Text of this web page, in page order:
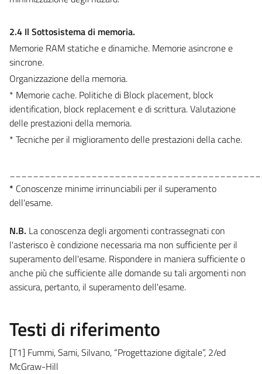
2.4 Il Sottosistema di memoria.
Memorie RAM statiche e dinamiche. Memorie asincrone e
sincrone.
Organizzazione della memoria.
* Memorie cache. Politiche di Block placement, block
identification, block replacement e di scrittura. Valutazione
delle prestazioni della memoria.
* Tecniche per il miglioramento delle prestazioni della cache.
* Conoscenze minime irrinunciabili per il superamento
dell'esame.
N.B. La conoscenza degli argomenti contrassegnati con
l'asterisco è condizione necessaria ma non sufficiente per il
superamento dell'esame. Rispondere in maniera sufficiente o
anche più che sufficiente alle domande su tali argomenti non
assicura, pertanto, il superamento dell'esame.
Testi di riferimento
[T1] Fummi, Sami, Silvano, “Progettazione digitale”, 2/ed
McGraw-Hill